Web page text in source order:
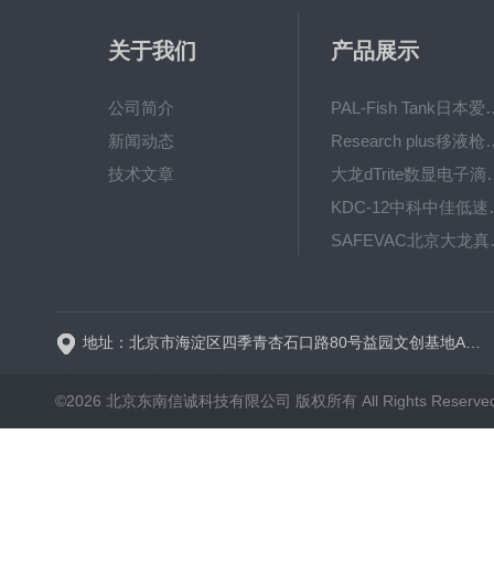
关于我们
公司简介
新闻动态
技术文章
产品展示
PAL-Fish Tank
Research plus
大龙dTrite
KDC-
©2026 北京东南信诚科技有限公司 版权所有 All Rights